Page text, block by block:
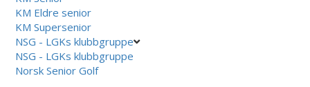
KM Eldre senior
KM Supersenior
NSG - LGKs klubbgruppe
NSG - LGKs klubbgruppe
Norsk Senior Golf